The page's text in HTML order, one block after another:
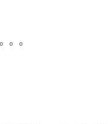
。。